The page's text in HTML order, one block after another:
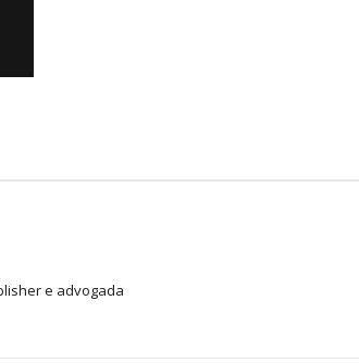
e advogada